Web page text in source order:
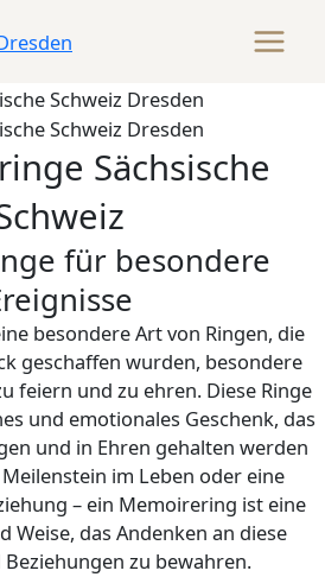
Sächsische
für besondere
besondere Art von Ringen, die
geschaffen wurden, besondere
feiern und zu ehren. Diese Ringe
und emotionales Geschenk, das
und in Ehren gehalten werden
im Leben oder eine
– ein Memoirering ist eine
Weise, das Andenken an diese
Beziehungen zu bewahren.